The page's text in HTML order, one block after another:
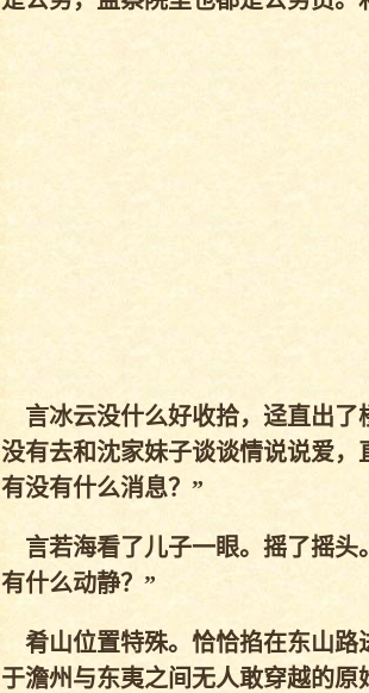
言冰云没什么好收拾，迳直出了
没有去和沈家妹子谈谈情说说爱
有没有什么消息？”
言若海看了儿子一眼。摇了摇头
有什么动静？”
肴山位置特殊。恰恰掐在东山路
于澹州与东夷之间无人敢穿越的